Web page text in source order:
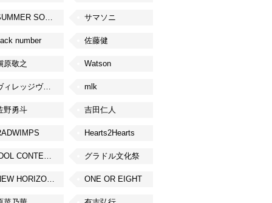
SUMMER SONIC サマソニ
number 佐藤健
原敬之 Watson
ヴィレッジヴァンガード mlk
野勇斗 吉田仁人
Hearts2Hearts
IDOL CONTENT EXPO グラドル文化祭
NEW HORIZON FEST ONE OR EIGHT